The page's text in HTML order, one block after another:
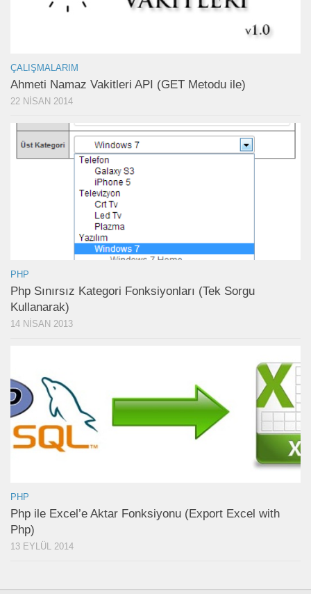
ÇALIŞMALARIM
Ahmeti Namaz Vakitleri API (GET Metodu ile)
22 NISAN 2014
PHP
Php Sınırsız Kategori Fonksiyonları (Tek Sorgu
Kullanarak)
14 NISAN 2013
PHP
Php ile Excel’e Aktar Fonksiyonu (Export Excel with
Php)
13 EYLÜL 2014